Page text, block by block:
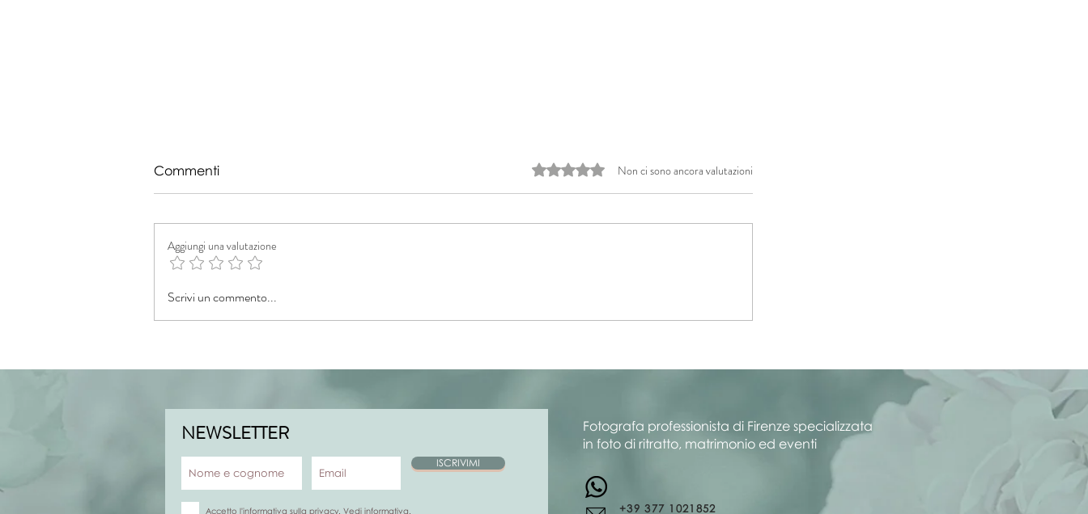
I miei Naturali Dettagli | 2°
Commenti Valutazione 0 stelle su 5.Non ci sono ancora valutazioni
Aggiungi una valutazione
Scrivi un commento...
NEWSLETTER
ISCRIVIMI
Accetto l'informativa sulla privacy. Vedi informativa.
Fotografa professionista di Firenze specializzata
in foto di ritratto, matrimonio ed eventi
+39 377 1021852